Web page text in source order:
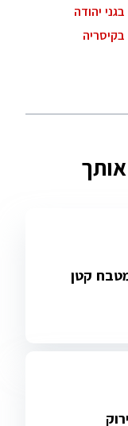
יהודה
אותך
קטן